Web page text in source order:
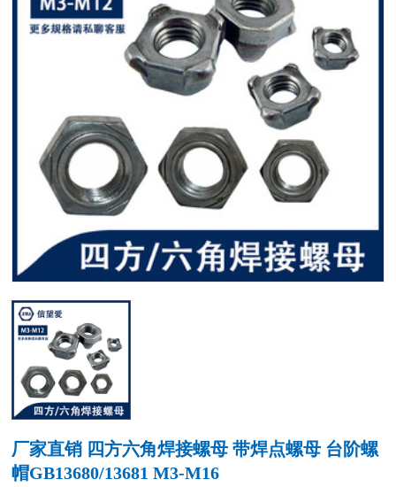
厂家直销 四方六角焊接螺母 带焊点螺母 台阶螺
帽GB13680/13681 M3-M16